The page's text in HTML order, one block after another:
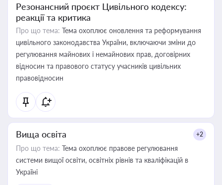
Резонансний проєкт Цивільного кодексу:
реакції та критика
Про що тема: Тема охоплює оновлення та реформування
цивільного законодавства України, включаючи зміни до
регулювання майнових і немайнових прав, договірних
відносин та правового статусу учасників цивільних
правовідносин
Вища освіта +2
Про що тема: Тема охоплює правове регулювання
системи вищої освіти, освітніх рівнів та кваліфікацій в
Україні